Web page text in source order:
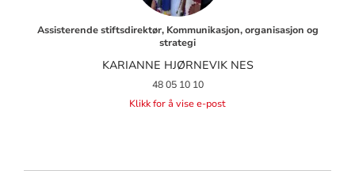
Assisterende stiftsdirektør, Kommunikasjon, organisasjon og
strategi
KARIANNE HJØRNEVIK NES
48 05 10 10
Klikk for å vise e-post